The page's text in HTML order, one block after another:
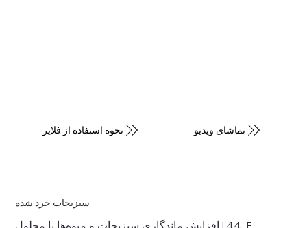
نحوه استفاده از فلایر تماشای ویدیو
سبزیجات خرد شده